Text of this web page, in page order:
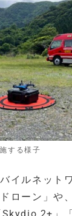
する様子
イルネット
ローン」や